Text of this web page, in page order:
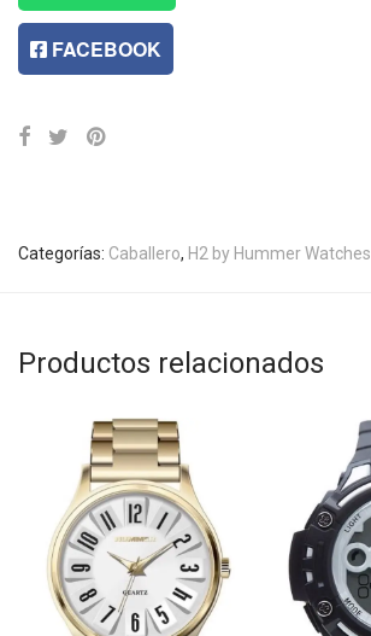
FACEBOOK
Categorías: Caballero, H2 by Hummer Watches
Productos relacionados